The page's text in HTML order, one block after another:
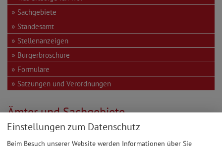
Sachgebiete
Standesamt
Stellenanzeigen
Bürgerbroschüre
Formulare
Satzungen und Verordnungen
Ämter und Sachgebiete
Liegenschaftsamt
Einstellungen zum Datenschutz
Beim Besuch unserer Website werden Informationen über Sie